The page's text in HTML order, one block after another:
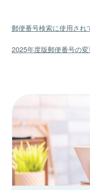
郵便番号検索に使用され
2025年度版郵便番号の